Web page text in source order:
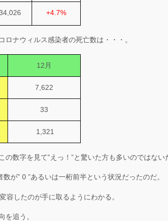
+4.7%
ロナウィルス感染者の死亡数は・・・。
12月
7,622
33
1,321
の数字を見て‟えっ！”と驚いた方も多いのではない
が‟ 0 ”あるいは一桁前半という状況だったのだ。
容したのが手に取るようにわかる。
を追う。